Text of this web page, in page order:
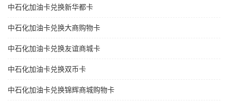
中石化加油卡兑换新华都卡
中石化加油卡兑换大商购物卡
中石化加油卡兑换友谊商城卡
中石化加油卡兑换双币卡
中石化加油卡兑换锦辉商城购物卡